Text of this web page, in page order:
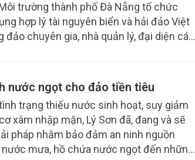
trường thành phố Đà Nẵng tổ chức
hợp lý tài nguyên biển và hải đảo Việt
đảo chuyên gia, nhà quản lý, đại diện các
nước ngọt cho đảo tiền tiêu
trạng thiếu nước sinh hoạt, suy giảm
xâm nhập mặn, Lý Sơn đã, đang và sẽ
pháp nhằm bảo đảm an ninh nguồn
mưa, hồ chứa nước ngọt đến những